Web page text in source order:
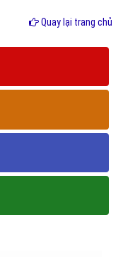
Quay lại trang chủ